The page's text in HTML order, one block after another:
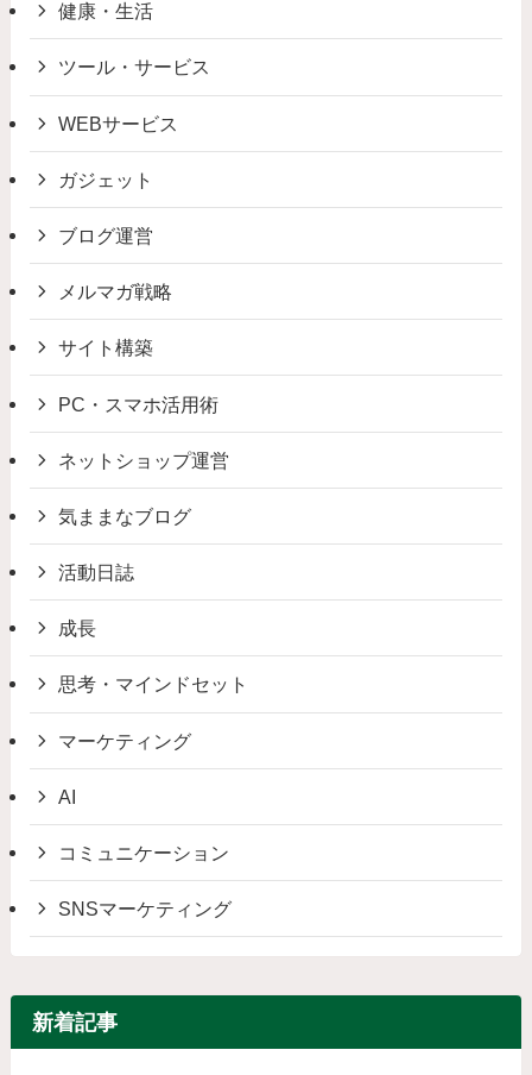
健康・生活
ツール・サービス
WEBサービス
ガジェット
ブログ運営
メルマガ戦略
サイト構築
PC・スマホ活用術
ネットショップ運営
気ままなブログ
活動日誌
成長
思考・マインドセット
マーケティング
AI
コミュニケーション
SNSマーケティング
新着記事